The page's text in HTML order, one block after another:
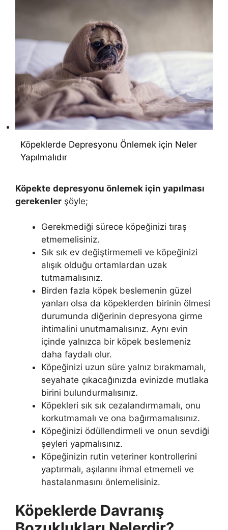
Köpeklerde Depresyonu Önlemek için Neler
Yapılmalıdır
Köpekte depresyonu önlemek için yapılması
gerekenler şöyle;
Gerekmediği sürece köpeğinizi tıraş
etmemelisiniz.
Sık sık ev değiştirmemeli ve köpeğinizi
alışık olduğu ortamlardan uzak
tutmamalısınız.
Birden fazla köpek beslemenin güzel
yanları olsa da köpeklerden birinin ölmesi
durumunda diğerinin depresyona girme
ihtimalini unutmamalısınız. Aynı evin
içinde yalnızca bir köpek beslemeniz
daha faydalı olur.
Köpeğinizi uzun süre yalnız bırakmamalı,
seyahate çıkacağınızda evinizde mutlaka
birini bulundurmalısınız.
Köpekleri sık sık cezalandırmamalı, onu
korkutmamalı ve ona bağırmamalısınız.
Köpeğinizi ödüllendirmeli ve onun sevdiği
şeyleri yapmalısınız.
Köpeğinizin rutin veteriner kontrollerini
yaptırmalı, aşılarını ihmal etmemeli ve
hastalanmasını önlemelisiniz.
Köpeklerde Davranış